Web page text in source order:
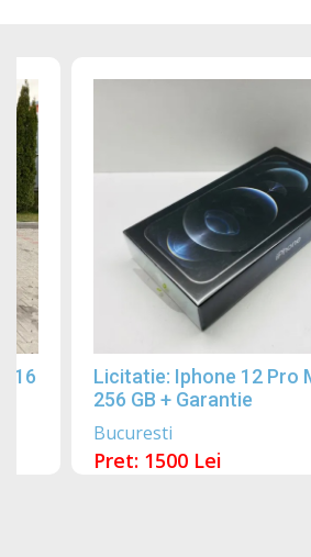
Licitatie: Iphone 12 Pro
256 GB + Garantie
Bucuresti
Pret: 1500 Lei